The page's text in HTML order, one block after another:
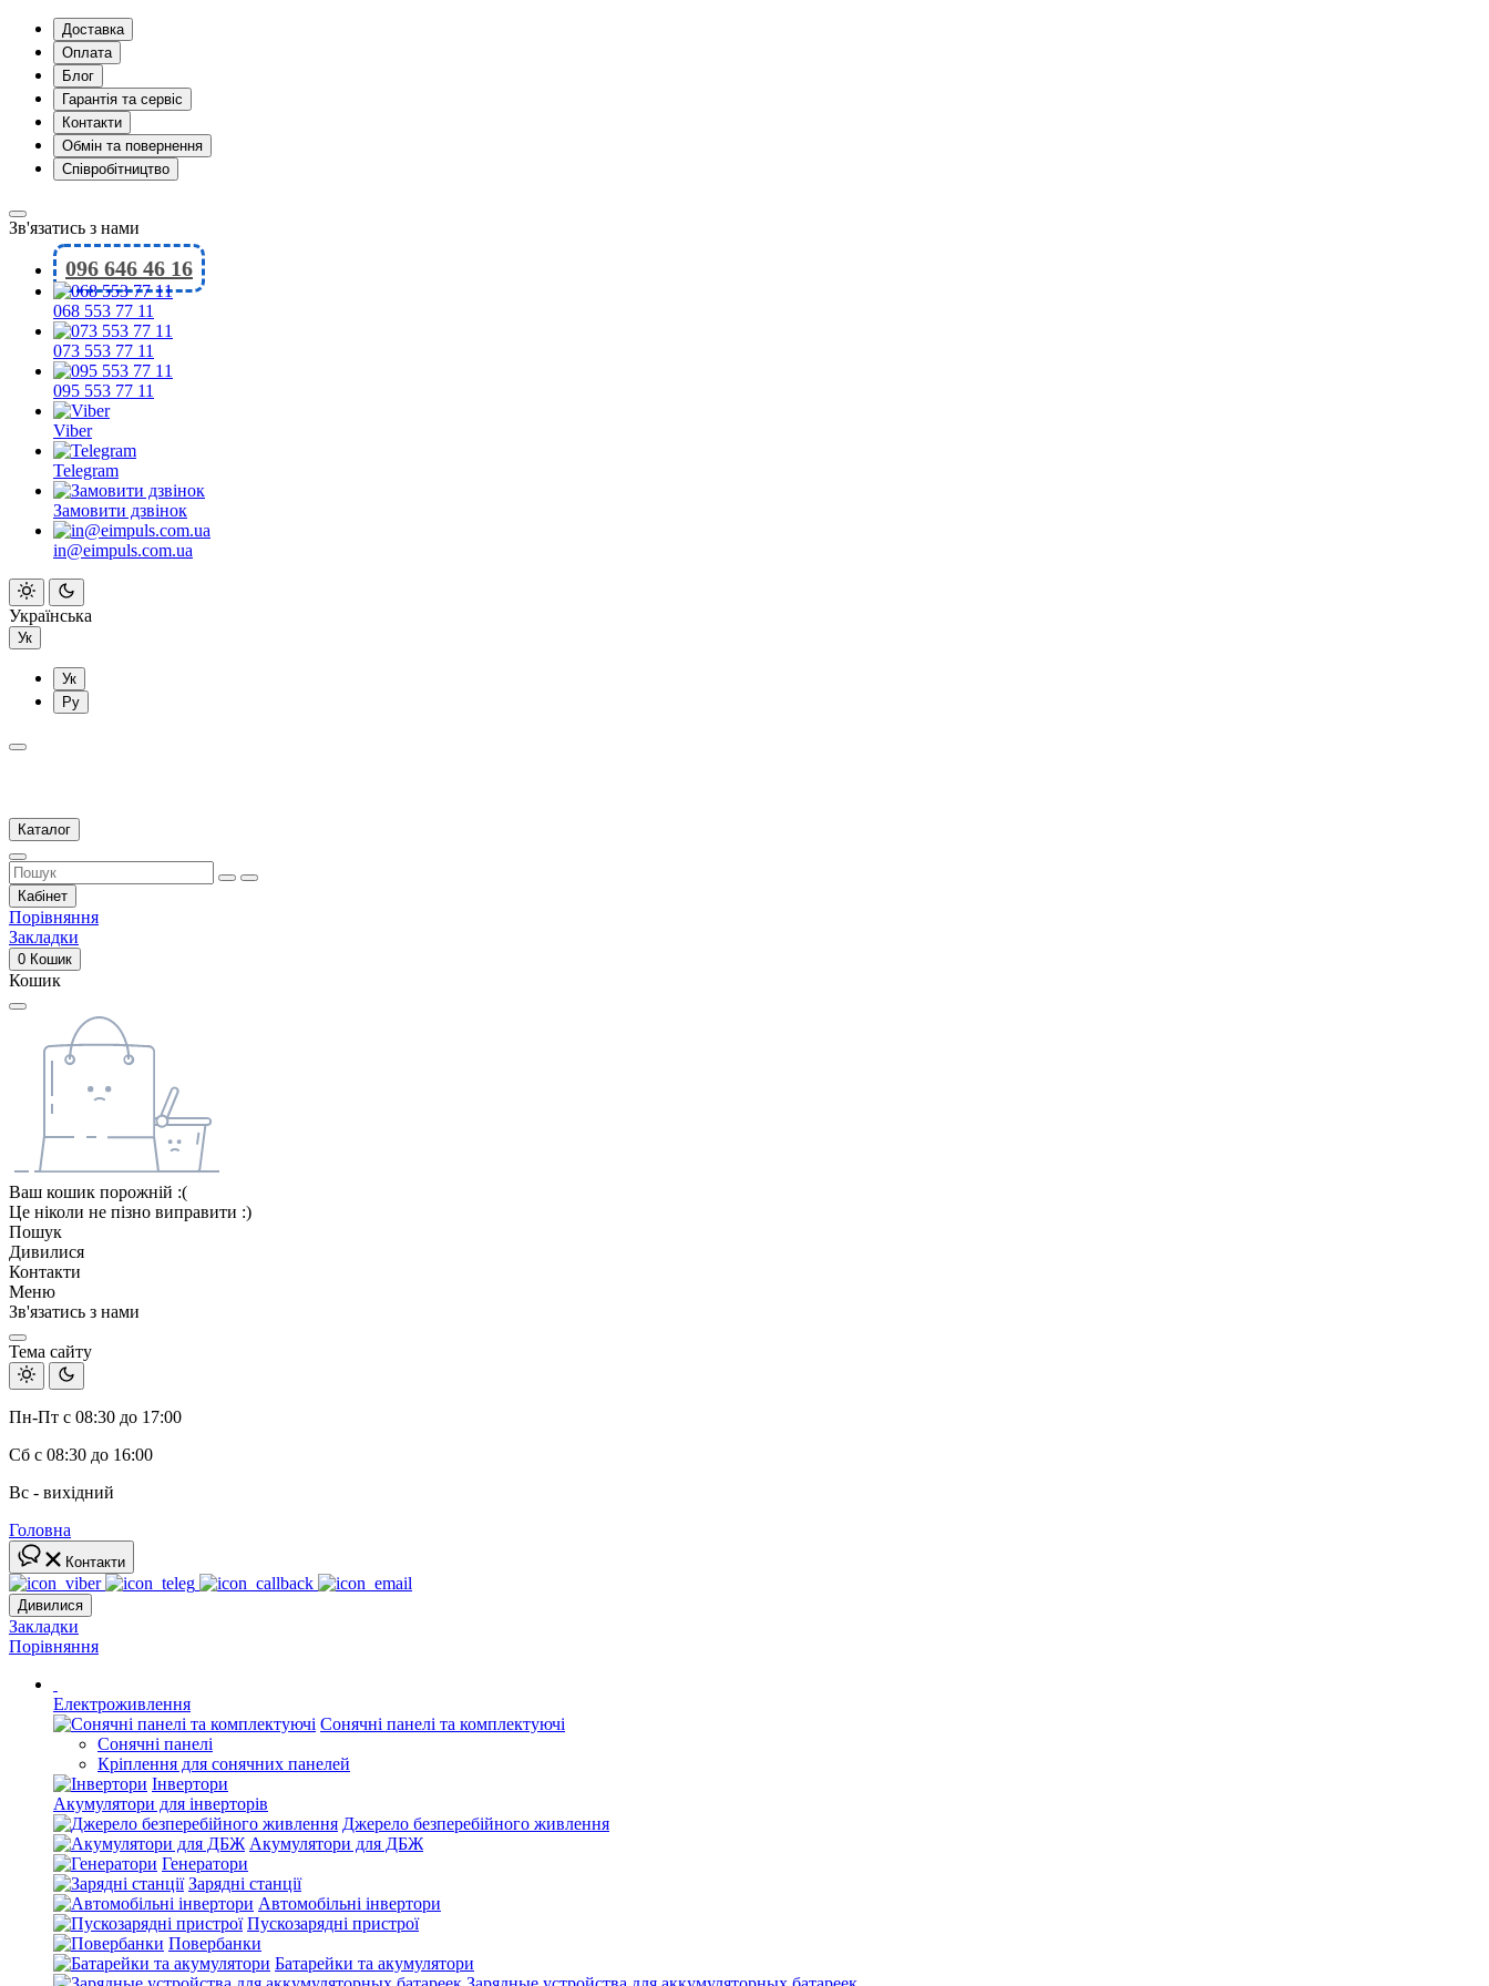
Доставка
Оплата
Блог
Гарантія та сервіс
Контакти
Обмін та повернення
Співробітництво
Зв'язатись з нами
096 646 46 16
068 553 77 11
073 553 77 11
095 553 77 11
Viber
Telegram
Замовити дзвінок
in@eimpuls.com.ua
Українська
Ук
Ук
Ру
Каталог
Кабінет
Порівняння
Закладки
0 Кошик
Кошик
Ваш кошик порожній :(
Це ніколи не пізно виправити :)
Пошук
Дивилися
Контакти
Меню
Зв'язатись з нами
Тема сайту
Пн-Пт с 08:30 до 17:00
Сб с 08:30 до 16:00
Вс - вихідний
Головна
Контакти
Дивилися
Закладки
Порівняння
Електроживлення
Сонячні панелі та комплектуючі
Сонячні панелі
Кріплення для сонячних панелей
Інвертори
Акумулятори для інверторів
Джерело безперебійного живлення
Акумулятори для ДБЖ
Генератори
Зарядні станції
Автомобільні інвертори
Пускозарядні пристрої
Повербанки
Батарейки та акумулятори